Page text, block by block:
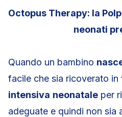
Octopus Therapy: la
neonati
Quando un bambino
facile che sia ricoverato in
intensiva neonatale per
adeguate e quindi non